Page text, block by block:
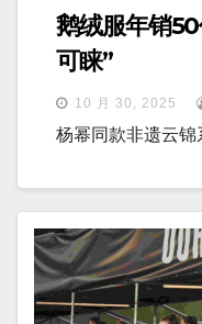
鹅绒服年销
可睐”
10 月 30, 2025
杨幂同款非遗云